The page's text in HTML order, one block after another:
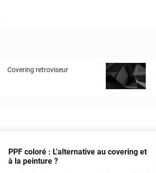
Covering retroviseur
PPF coloré : L'alternative au covering et
à la peinture ?